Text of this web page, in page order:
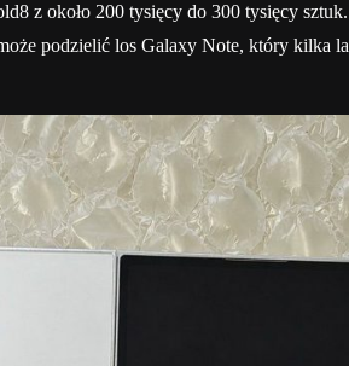
z około 200 tysięcy do 300 tysięcy
podzielić los Galaxy Note, który kilka